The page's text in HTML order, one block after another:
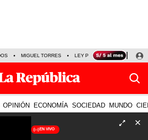
MIGUEL TORRES LEY PULPÍN PRECIO DEL
OPINIÓN ECONOMÍA SOCIEDAD MUNDO
EN VIVO